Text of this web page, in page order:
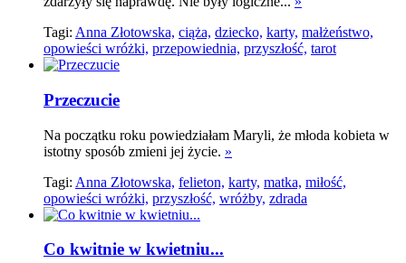
Tagi: Anna Złotowska, ciąża, dziecko, karty, małżeństwo,
opowieści wróżki, przepowiednia, przyszłość, tarot
Przeczucie
Na początku roku powiedziałam Maryli, że młoda kobieta w
istotny sposób zmieni jej życie. »
Tagi: Anna Złotowska, felieton, karty, matka, miłość,
opowieści wróżki, przyszłość, wróżby, zdrada
Co kwitnie w kwietniu...